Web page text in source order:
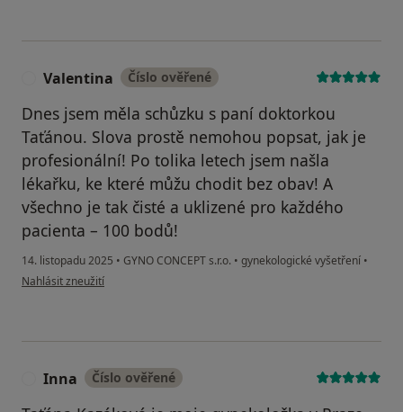
Valentina Číslo ověřené
Dnes jsem měla schůzku s paní doktorkou
Taťánou. Slova prostě nemohou popsat, jak je
profesionální! Po tolika letech jsem našla
lékařku, ke které můžu chodit bez obav! A
všechno je tak čisté a uklizené pro každého
pacienta – 100 bodů!
14. listopadu 2025 • GYNO CONCEPT s.r.o. • gynekologické vyšetření •
podle názoru uživatele Valentina
Nahlásit zneužití
Inna Číslo ověřené